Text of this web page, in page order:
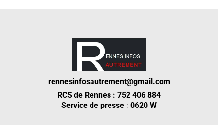
rennesinfosautrement@gmail.com
RCS de Rennes : 752 406 884
Service de presse : 0620 W